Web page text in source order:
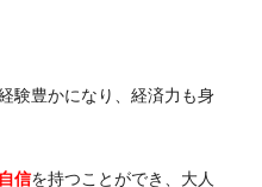
験豊かになり、経済力も身
自信を持つことができ、大人